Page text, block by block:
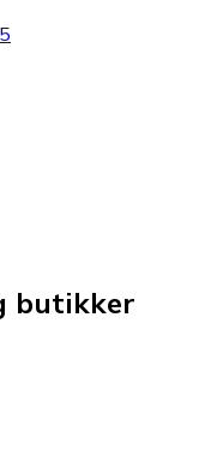
butikker